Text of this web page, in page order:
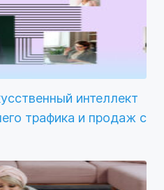
интеллект
трафика и продаж с